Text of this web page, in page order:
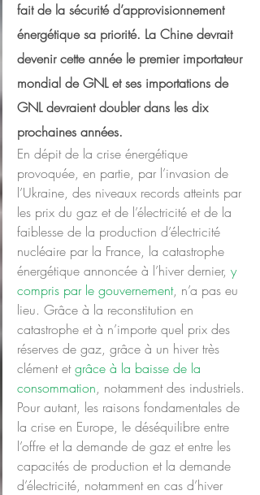
fait de la sécurité d’approvisionnement
énergétique sa priorité. La Chine devrait
devenir cette année le premier importateur
mondial de GNL et ses importations de
GNL devraient doubler dans les dix
prochaines années.
En dépit de la crise énergétique
provoquée, en partie, par l’invasion de
l’Ukraine, des niveaux records atteints par
les prix du gaz et de l’électricité et de la
faiblesse de la production d’électricité
nucléaire par la France, la catastrophe
énergétique annoncée à l’hiver dernier, y
compris par le gouvernement, n’a pas eu
lieu. Grâce à la reconstitution en
catastrophe et à n’importe quel prix des
réserves de gaz, grâce à un hiver très
clément et grâce à la baisse de la
consommation, notamment des industriels.
Pour autant, les raisons fondamentales de
la crise en Europe, le déséquilibre entre
l’offre et la demande de gaz et entre les
capacités de production et la demande
d’électricité, notamment en cas d’hiver